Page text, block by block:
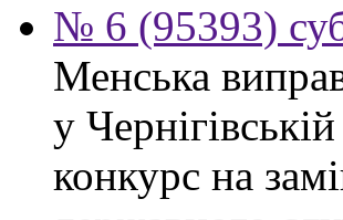
№ 6 (95393)
Менська
у
конкурс на